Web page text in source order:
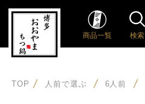
商品一覧 検索
TOP 人前で選ぶ 6人前